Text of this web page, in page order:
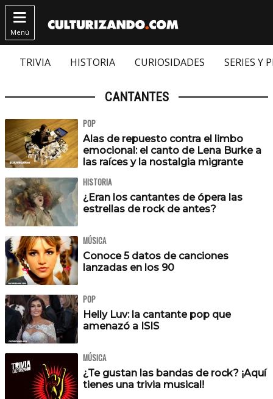

Menú
TRIVIA HISTORIA CURIOSIDADES SERIES Y
CANTANTES
POP
Alas de repuesto contra el limbo
emocional: el canto de Lena Burke a
las raíces y la nostalgia migrante
HISTORIA
¿Eran los cantantes de ópera las
estrellas de rock de antes?
MÚSICA
Conoce 5 datos de canciones
lanzadas en los 90
POP
Helly Luv: la cantante pop que
amenazó a ISIS
MÚSICA
¿Te gustan las bandas de rock? ¡Aquí
tienes una trivia musical!